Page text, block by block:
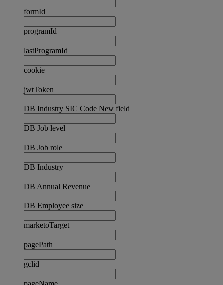
formId
programId
lastProgramId
cookie
jwtToken
DB Industry SIC Code New field
DB Job level
DB Job role
DB Industry
DB Annual Revenue
DB Employee size
marketoTarget
pagePath
gclid
pageName